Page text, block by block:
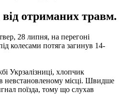
отриманих травм.
28 липня, на перегоні
колесами потяга загинув 14-
Укрзалізниці, хлопчик
в невстановленому місці. Швидше
поїзда, тому що слухав